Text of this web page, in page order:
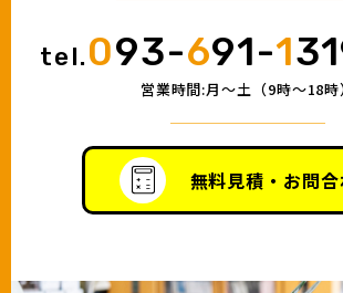
tel.093-691-1
営業時間:月〜土（9時〜18時
無料見積・お問